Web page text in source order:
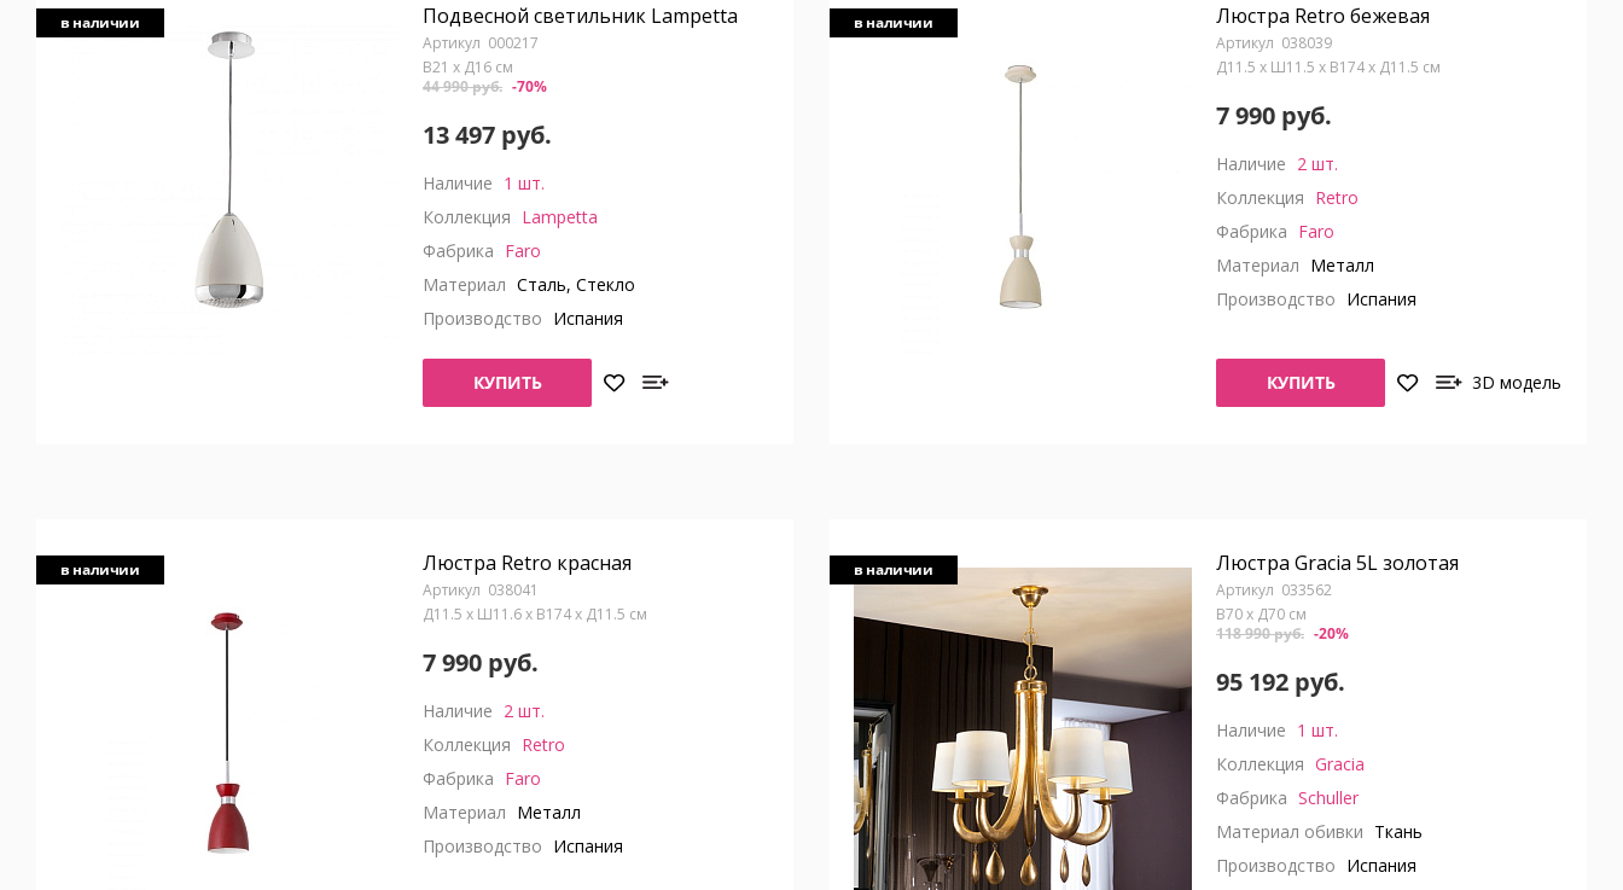
в наличии Подвесной светильник Lampetta
000217
В21 x Д16 см
13 497 руб.
44 990 руб. -70%
Наличие 1 шт.
Коллекция Lampetta
Фабрика Faro
Материал Сталь, Стекло
Производство Испания
КУПИТЬ
в наличии Люстра Retro бежевая
038039
Д11.5 x Ш11.5 x В174 x Д11.5 см
7 990 руб.
Наличие 2 шт.
Коллекция Retro
Фабрика Faro
Материал Металл
Производство Испания
КУПИТЬ 3D модель
в наличии Люстра Retro красная
038041
Д11.5 x Ш11.6 x В174 x Д11.5 см
7 990 руб.
Наличие 2 шт.
Коллекция Retro
Фабрика Faro
Материал Металл
Производство Испания
в наличии Люстра Gracia 5L золотая
033562
В70 x Д70 см
95 192 руб.
118 990 руб. -20%
Наличие 1 шт.
Коллекция Gracia
Фабрика Schuller
Материал обивки Ткань
Производство Испания